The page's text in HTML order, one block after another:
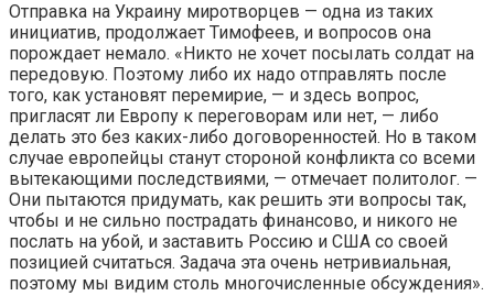
Отправка на Украину миротворцев — одна из таких
инициатив, продолжает Тимофеев, и вопросов она
порождает немало. «Никто не хочет посылать солдат на
передовую. Поэтому либо их надо отправлять после
того, как установят перемирие, — и здесь вопрос,
пригласят ли Европу к переговорам или нет, — либо
делать это без каких-либо договоренностей. Но в таком
случае европейцы станут стороной конфликта со всеми
вытекающими последствиями, — отмечает политолог. —
Они пытаются придумать, как решить эти вопросы так,
чтобы и не сильно пострадать финансово, и никого не
послать на убой, и заставить Россию и США со своей
позицией считаться. Задача эта очень нетривиальная,
поэтому мы видим столь многочисленные обсуждения».